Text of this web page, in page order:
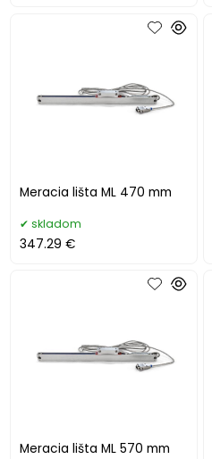
Meracia lišta ML 470 mm
skladom
347.29 €
Meracia lišta ML 570 mm